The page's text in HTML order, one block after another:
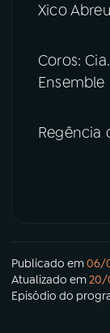
Xico
Coros:
Ensemble
Regência
Publicado em06/
Atualizado em20/
Episódio do